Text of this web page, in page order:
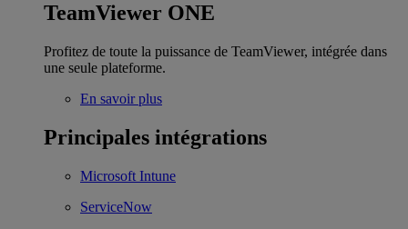
TeamViewer ONE
Profitez de toute la puissance de TeamViewer, intégrée dans
une seule plateforme.
En savoir plus
Principales intégrations
Microsoft Intune
ServiceNow